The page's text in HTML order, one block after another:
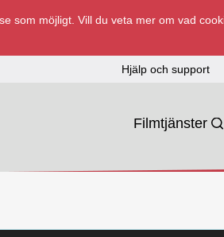
som möjligt. Vill du veta mer om vad
Hjälp och support
Filmtjänster